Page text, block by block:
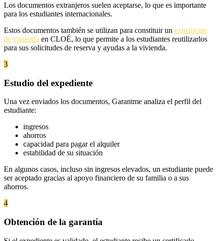
Los documentos extranjeros suelen aceptarse, lo que es importante
para los estudiantes internacionales.
Estos documentos también se utilizan para constituir un expediente
de vivienda en CLOÉ, lo que permite a los estudiantes reutilizarlos
para sus solicitudes de reserva y ayudas a la vivienda.
3
Estudio del expediente
Una vez enviados los documentos, Garantme analiza el perfil del
estudiante:
ingresos
ahorros
capacidad para pagar el alquiler
estabilidad de su situación
En algunos casos, incluso sin ingresos elevados, un estudiante puede
ser aceptado gracias al apoyo financiero de su familia o a sus
ahorros.
4
Obtención de la garantía